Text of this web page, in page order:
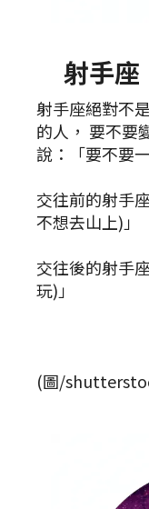
射手座
射手座絕對不
的人， 要不要
說：「要不要
交往前的射手
不想去山上)」
交往後的射手
玩)」
(圖/